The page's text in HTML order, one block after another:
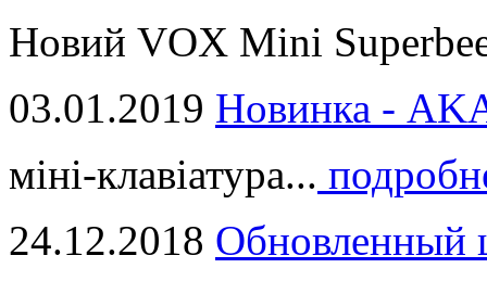
Новий VOX Mini
03.01.2019 Новинка -
міні-клавіатура...
24.12.2018 Обновленный